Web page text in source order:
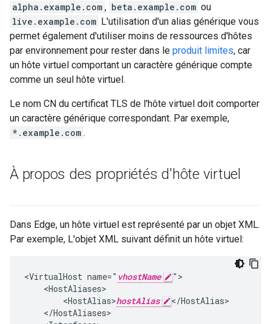
alpha.example.com , beta.example.com ou
live.example.com L'utilisation d'un alias générique vous
permet également d'utiliser moins de ressources d'hôtes
par environnement pour rester dans le produit limites, car
un hôte virtuel comportant un caractère générique compte
comme un seul hôte virtuel.
Le nom CN du certificat TLS de l'hôte virtuel doit comporter
un caractère générique correspondant. Par exemple,
*.example.com .
À propos des propriétés d'hôte virtuel
Dans Edge, un hôte virtuel est représenté par un objet XML.
Par exemple, L'objet XML suivant définit un hôte virtuel:
<VirtualHost name=" vhostName
">
    <HostAliases>
        <HostAlias>
hostAlias
</HostAlias>
    </HostAliases>